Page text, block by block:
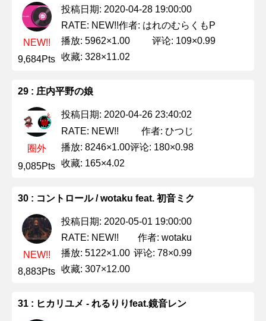
NEW!!
9,684Pts
投稿日期: 2020-04-28 19:00:00
RATE: NEW!!作者: はれのむらくもP
播放: 5962×1.00
评论: 109×0.99
收藏: 328×11.02
29 : 庄内平野の娘
圈外
9,085Pts
投稿日期: 2020-04-26 23:40:02
RATE: NEW!!
作者: ひつじ
播放: 8246×1.00评论: 180×0.98
收藏: 165×4.02
30 : コントロール / wotaku feat. 初音ミク
NEW!!
8,883Pts
投稿日期: 2020-05-01 19:00:00
RATE: NEW!!
作者: wotaku
播放: 5122×1.00 评论: 78×0.99
收藏: 307×12.00
31 : ヒカリユメ - れるりりfeat.鏡音レン